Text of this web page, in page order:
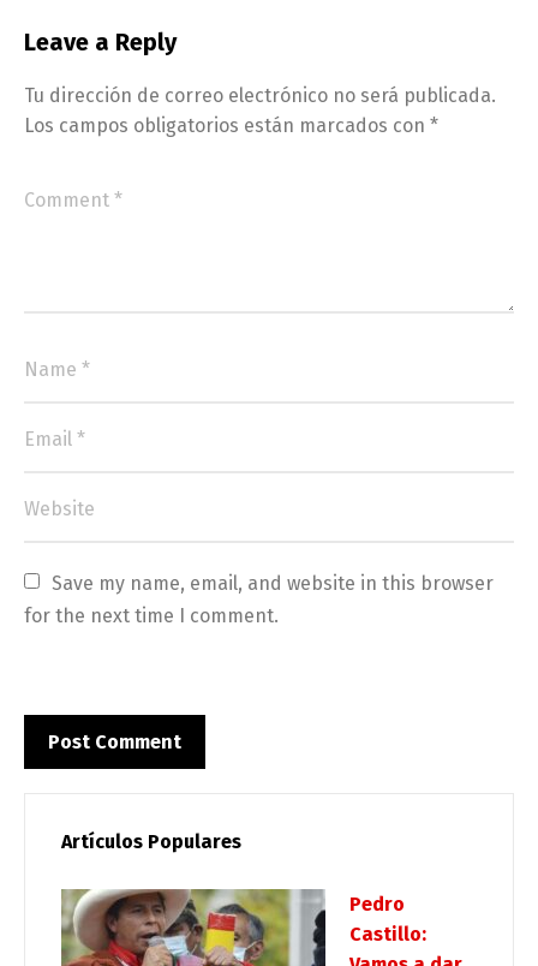
Leave a Reply
Tu dirección de correo electrónico no será publicada.
Los campos obligatorios están marcados con *
Save my name, email, and website in this browser
for the next time I comment.
Artículos Populares
Pedro
Castillo: